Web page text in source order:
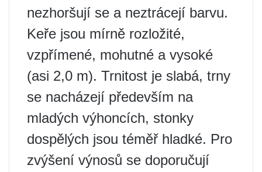
nezhoršují se a neztrácejí barvu.
Keře jsou mírně rozložité,
vzpřímené, mohutné a vysoké
(asi 2,0 m). Trnitost je slabá, trny
se nacházejí především na
mladých výhoncích, stonky
dospělých jsou téměř hladké. Pro
zvýšení výnosů se doporučují